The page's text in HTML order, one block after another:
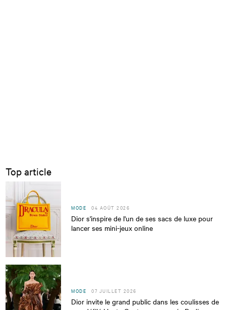
Top article
MODE 04 AOÛT 2026
Dior s'inspire de l'un de ses sacs de luxe pour
lancer ses mini-jeux online
MODE 07 JUILLET 2026
Dior invite le grand public dans les coulisses de